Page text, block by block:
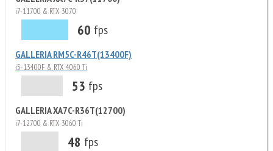
i7-11700 & RTX 3070
60 fps
GALLERIA RM5C-R46T(13400F)
i5-13400F & RTX 4060 Ti
53 fps
GALLERIA XA7C-R36T(12700)
i7-12700 & RTX 3060 Ti
48 fps